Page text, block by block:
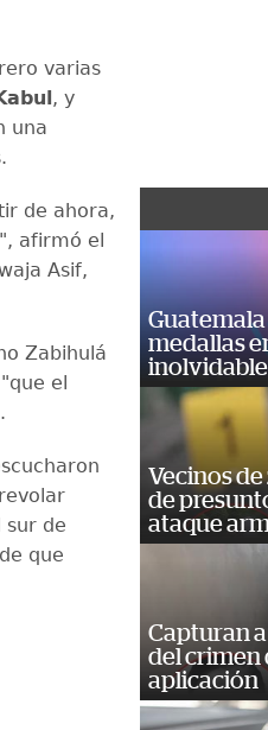
varias
, y
una
de ahora,
afirmó el
Asif,
Zabihulá
el
sur de
que
medallas
inolvidable
Vecinos
de
ataque
Capturan
del crimen
aplicación